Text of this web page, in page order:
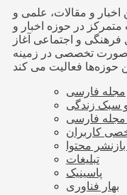
و مقالات، علمی و
۱۳۹۵ به صورت متمرکز در حوزه اخبار و
و اجتماعی آغاز
صورت تخصصی در زمینه
مجله فارسی
سبک زندگی
مجله فارسی
کاربران
محتوا
تبلیغات
پاسینیک
بهار فناوری